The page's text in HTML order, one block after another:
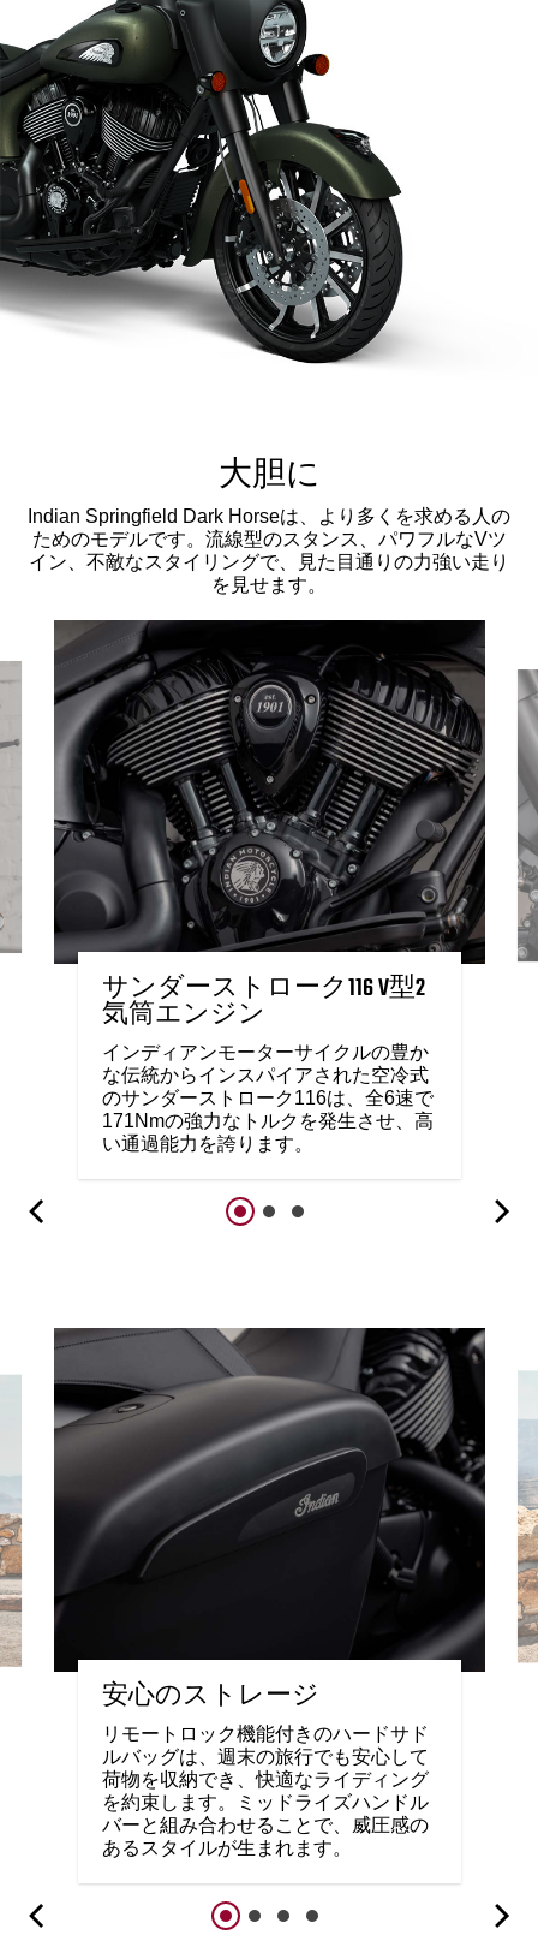
大胆に
Indian Springfield Dark Horseは、より多くを求める人の
ためのモデルです。流線型のスタンス、パワフルなVツ
イン、不敵なスタイリングで、見た目通りの力強い走り
を見せます。
サンダーストローク116 V型2
気筒エンジン
インディアンモーターサイクルの豊か
な伝統からインスパイアされた空冷式
のサンダーストローク116は、全6速で
171Nmの強力なトルクを発生させ、高
い通過能力を誇ります。
安心のストレージ
リモートロック機能付きのハードサド
ルバッグは、週末の旅行でも安心して
荷物を収納でき、快適なライディング
を約束します。ミッドライズハンドル
バーと組み合わせることで、威圧感の
あるスタイルが生まれます。